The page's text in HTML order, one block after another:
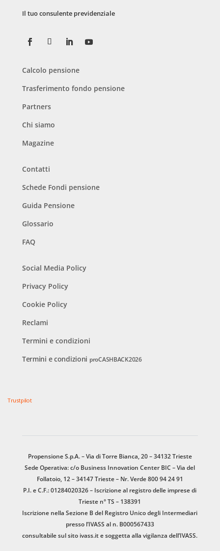
Il tuo consulente previdenziale
Calcolo pensione
Trasferimento fondo pensione
Partners
Chi siamo
Magazine
Contatti
Schede Fondi pensione
Guida Pensione
Glossario
FAQ
Social Media Policy
Privacy Policy
Cookie Policy
Reclami
Termini e condizioni
Termini e condizioni proCASHBACK2026
Trustpilot
Propensione S.p.A. – Via di Torre Bianca, 20 – 34132 Trieste
Sede Operativa: c/o Business Innovation Center BIC – Via del
Follatoio, 12 – 34147 Trieste – Nr. Verde 800 94 24 91
P.I. e C.F.: 01284020326 – Iscrizione al registro delle imprese di
Trieste n° TS – 138391
Iscrizione nella Sezione B del Registro Unico degli Intermediari
presso l’IVASS al n. B000567433
consultabile sul sito ivass.ite soggetta alla vigilanza dell’IVASS.